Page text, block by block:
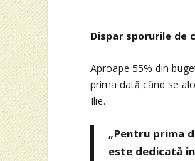
Dispar sporurile de
Aproape 55% din
prima dată când se
Ilie.
„Pentru prima
este dedicată